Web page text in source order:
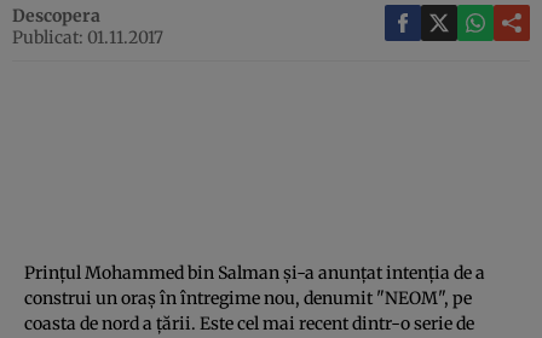
Descopera
Publicat: 01.11.2017
Prinţul Mohammed bin Salman şi-a anunţat intenţia de a
construi un oraş în întregime nou, denumit "NEOM", pe
coasta de nord a ţării. Este cel mai recent dintr-o serie de